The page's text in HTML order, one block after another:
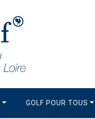
GOLF POUR TOUS